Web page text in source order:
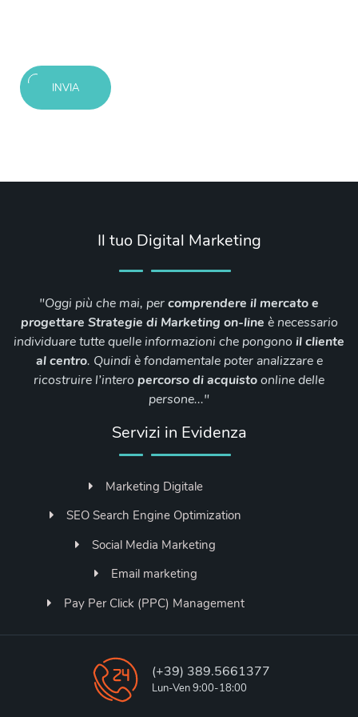
INVIA
Il tuo Digital Marketing
"Oggi più che mai, percomprendere il mercato e
progettare Strategie di Marketing on-line è necessario
individuare tutte quelle informazioni che pongonoil cliente
alcentro. Quindi è fondamentale poter analizzare e
ricostruire l’interopercorso diacquistoonline delle
persone..."
Servizi in Evidenza
Marketing Digitale
SEO Search Engine Optimization
Social Media Marketing
Email marketing
Pay Per Click (PPC) Management
(+39) 389.5661377
Lun-Ven 9:00-18:00